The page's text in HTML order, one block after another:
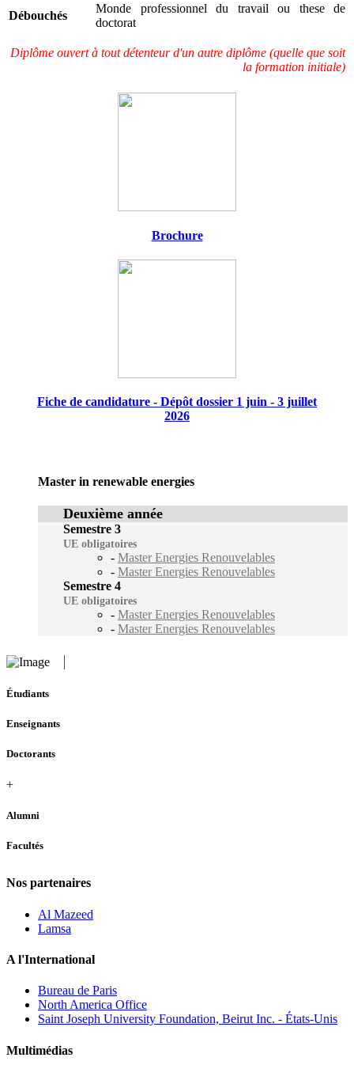
Débouchés
Monde professionnel du travail ou these de
doctorat
Diplôme ouvert à tout détenteur d'un autre diplôme (quelle que soit
la formation initiale)
Brochure
Fiche de candidature - Dépôt dossier 1 juin - 3 juillet
2026
Master in renewable energies
Deuxième année
Semestre 3
UE obligatoires
- Master Energies Renouvelables
- Master Energies Renouvelables
Semestre 4
UE obligatoires
- Master Energies Renouvelables
- Master Energies Renouvelables
Étudiants
Enseignants
Doctorants
+
Alumni
Facultés
Nos partenaires
Al Mazeed
Lamsa
A l'International
Bureau de Paris
North America Office
Saint Joseph University Foundation, Beirut Inc. - États-Unis
Multimédias